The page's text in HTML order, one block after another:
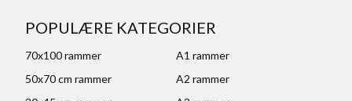
POPULÆRE KATEGORIER
70x100 rammer
A1 rammer
50x70 cm rammer
A2 rammer